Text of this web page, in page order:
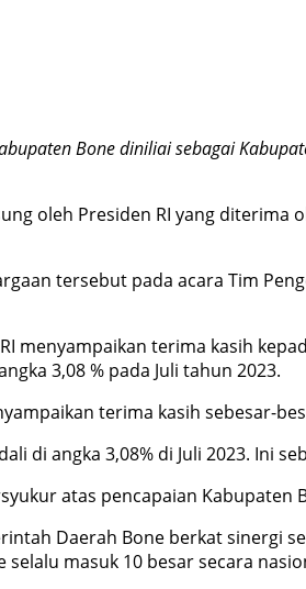
Bone diniliai sebagai
oleh Presiden RI yang diterima
tersebut pada acara Tim
menyampaikan terima kasih
3,08 % pada Juli tahun 2023.
terima kasih sebesar-
di angka 3,08% di Juli 2023. Ini
atas pencapaian Kabupaten
Daerah Bone berkat sinergi
selalu masuk 10 besar secara